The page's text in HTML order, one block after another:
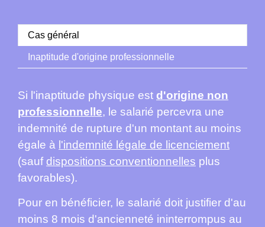
Cas général
Inaptitude d'origine professionnelle
Si l'inaptitude physique est d'origine non
professionnelle, le salarié percevra une
indemnité de rupture d'un montant au moins
égale à l'indemnité légale de licenciement
(sauf dispositions conventionnelles plus
favorables).
Pour en bénéficier, le salarié doit justifier d'au
moins 8 mois d'ancienneté ininterrompus au